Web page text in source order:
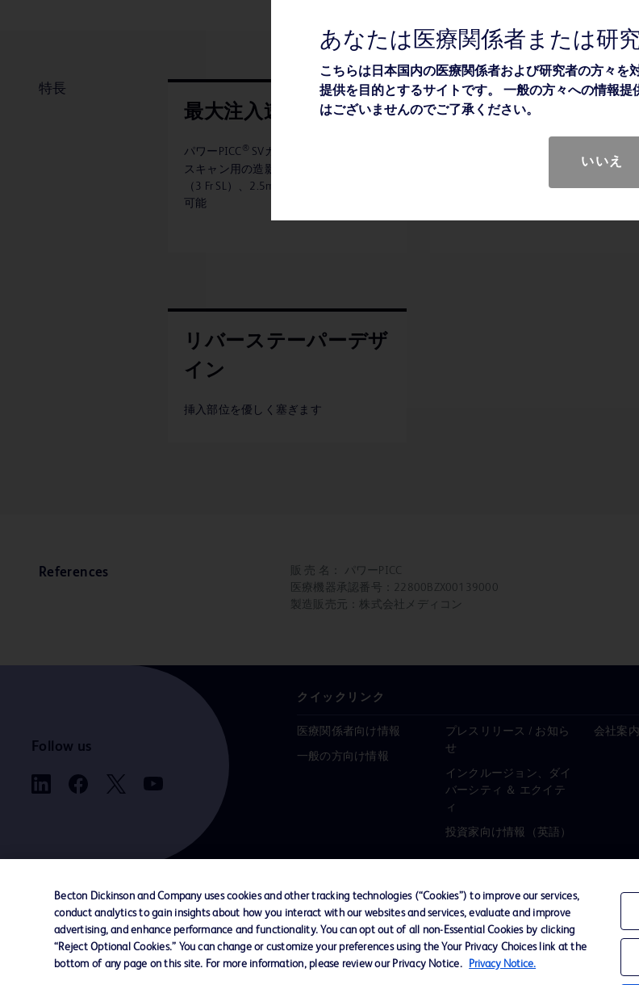
特長
最大注入速度
パワーPICC ®
SVカテーテルなら、CECT
スキャン用の造影剤を最大速度 1 mL/秒
（3 Fr SL）、2.5mL/秒（4 Fr DL）で注入
可能
CVP モニタリング
リバーステーパーデザ
イン
挿入部位を優しく塞ぎます
References
販 売 名： パワーPICC
医療機器承認番号：22800BZX00139000
製造販売元：株式会社メディコン
Follow us
クイックリンク
医療関係者向け情報
一般の方向け情報
プレスリリース / お知ら
せ
インクルージョン、ダイ
バーシティ ＆ エクイテ
ィ
投資家向け情報（英語）
会社案内
お問い合わせ Cookie Preferences プライバシーポリシー ご利用規約
あなたは医療関係者または研
こちらは日本国内の医療関係者および研究者の方々を
提供を目的とするサイトです。 一般の方々への情報提
はございませんのでご了承ください。
いいえ
Becton Dickinson and Company uses cookies and other tracking technologies (“Cookies”) to improve our services,
conduct analytics to gain insights about how you interact with our websites and services, evaluate and improve
advertising, and enhance performance and functionality. You can opt out of all non-Essential Cookies by clicking
“Reject Optional Cookies.” You can change or customize your preferences using the Your Privacy Choices link at the
bottom of any page on this site. For more information, please review our Privacy Notice.
Privacy Notice.